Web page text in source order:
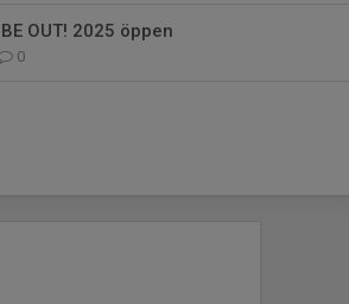
OUT! 2025 öppen
0